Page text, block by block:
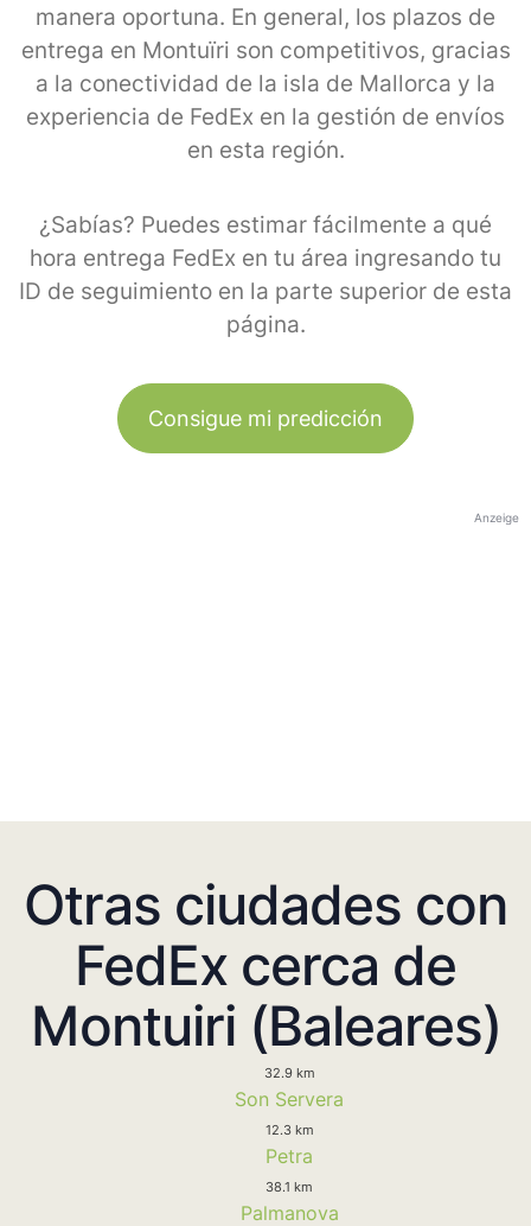
manera oportuna. En general, los plazos de
entrega en Montuïri son competitivos, gracias
a la conectividad de la isla de Mallorca y la
experiencia de FedEx en la gestión de envíos
en esta región.
¿Sabías? Puedes estimar fácilmente a qué
hora entrega FedEx en tu área ingresando tu
ID de seguimiento en la parte superior de esta
página.
Consigue mi predicción
Anzeige
Otras ciudades con
FedEx cerca de
Montuiri (Baleares)
32.9 km
Son Servera
12.3 km
Petra
38.1 km
Palmanova